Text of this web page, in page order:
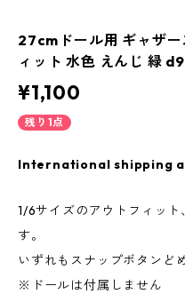
27cmドール用 ギャザ
ィット 水色 えんじ 緑
¥1,100
残り1点
International shipping
1/6サイズのアウトフィッ
す。
いずれもスナップボタンど
※ドールは付属しません